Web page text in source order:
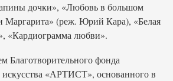
дочки», «Любовь в большом
Маргарита» (реж. Юрий Кара), «Белая
«Кардиограмма любви».
Благотворительного фонда
искусства «АРТИСТ», основанного в